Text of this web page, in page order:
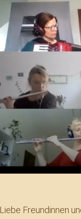
Liebe Freundinnen